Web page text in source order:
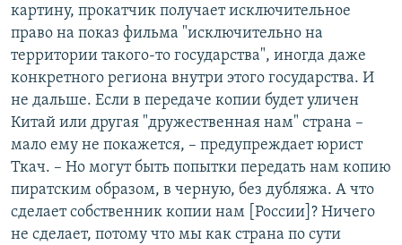
картину, прокатчик получает исключительное
право на показ фильма "исключительно на
территории такого-то государства", иногда даже
конкретного региона внутри этого государства. И
не дальше. Если в передаче копии будет уличен
Китай или другая "дружественная нам" страна –
мало ему не покажется, – предупреждает юрист
Ткач. – Но могут быть попытки передать нам копию
пиратским образом, в черную, без дубляжа. А что
сделает собственник копии нам [России]? Ничего
не сделает, потому что мы как страна по сути